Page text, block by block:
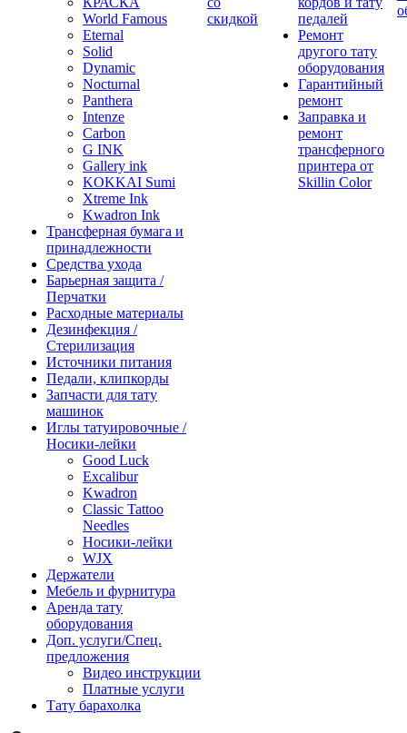
World Famous
Eternal
Solid
Dynamic
Nocturnal
Panthera
Intenze
Carbon
G INK
Gallery ink
KOKKAI Sumi
Xtreme Ink
Kwadron Ink
Трансферная бумага и
принадлежности
Средства ухода
Барьерная защита /
Перчатки
Расходные материалы
Дезинфекция /
Стерилизация
Источники питания
Педали, клипкорды
Запчасти для тату
машинок
Иглы татуировочные /
Носики-лейки
Good Luck
Excalibur
Kwadron
Classic Tattoo
Needles
Носики-лейки
WJX
Держатели
Мебель и фурнитура
Аренда тату
оборудования
Доп. услуги/Спец.
предложения
Видео инструкции
Платные услуги
Тату барахолка
скидкой
педалей
Ремонт
другого тату
оборудования
Гарантийный
ремонт
Заправка и
ремонт
трансферного
принтера от
Skillin Color